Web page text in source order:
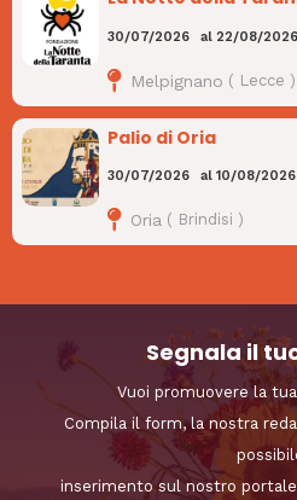
30/07/2026 al 22/08/2026
Melpignano ( Lecce )
Palio di Oria
30/07/2026 al10/08/2026
Oria ( Brindisi )
Segnala il
Vuoi promuovere la
Compila il form, la nostra
inserimento sul nostro